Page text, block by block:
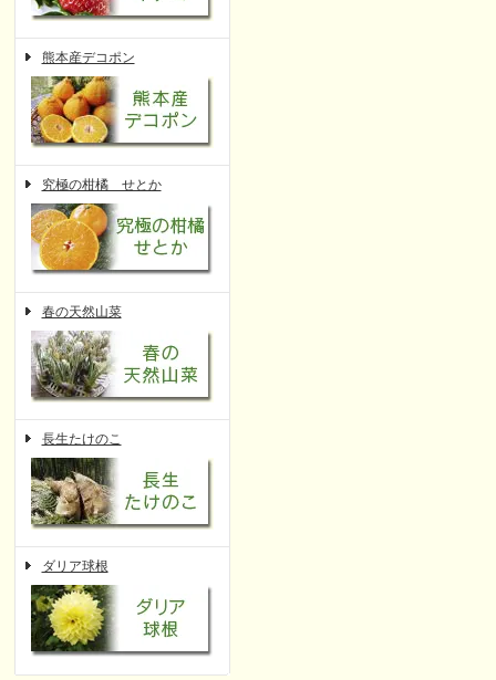
熊本産デコポン
究極の柑橘 せとか
春の天然山菜
長生たけのこ
ダリア球根